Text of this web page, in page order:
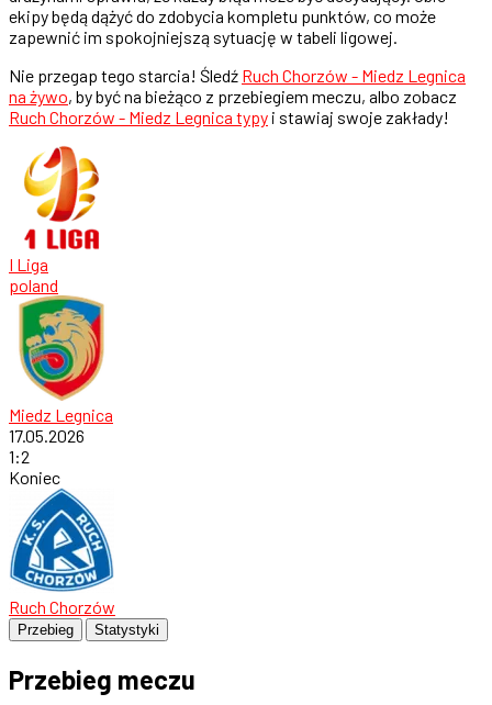
ekipy będą dążyć do zdobycia kompletu punktów, co może
zapewnić im spokojniejszą sytuację w tabeli ligowej.
Nie przegap tego starcia! Śledź Ruch Chorzów - Miedz Legnica
na żywo, by być na bieżąco z przebiegiem meczu, albo zobacz
Ruch Chorzów - Miedz Legnica typy i stawiaj swoje zakłady!
I Liga
poland
Miedz Legnica
17.05.2026
1:2
Koniec
Ruch Chorzów
Przebieg Statystyki
Przebieg meczu